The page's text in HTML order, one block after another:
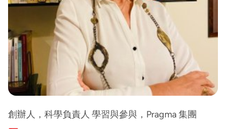
創辦人，科學負責人 學習與參與，Pragma 集團